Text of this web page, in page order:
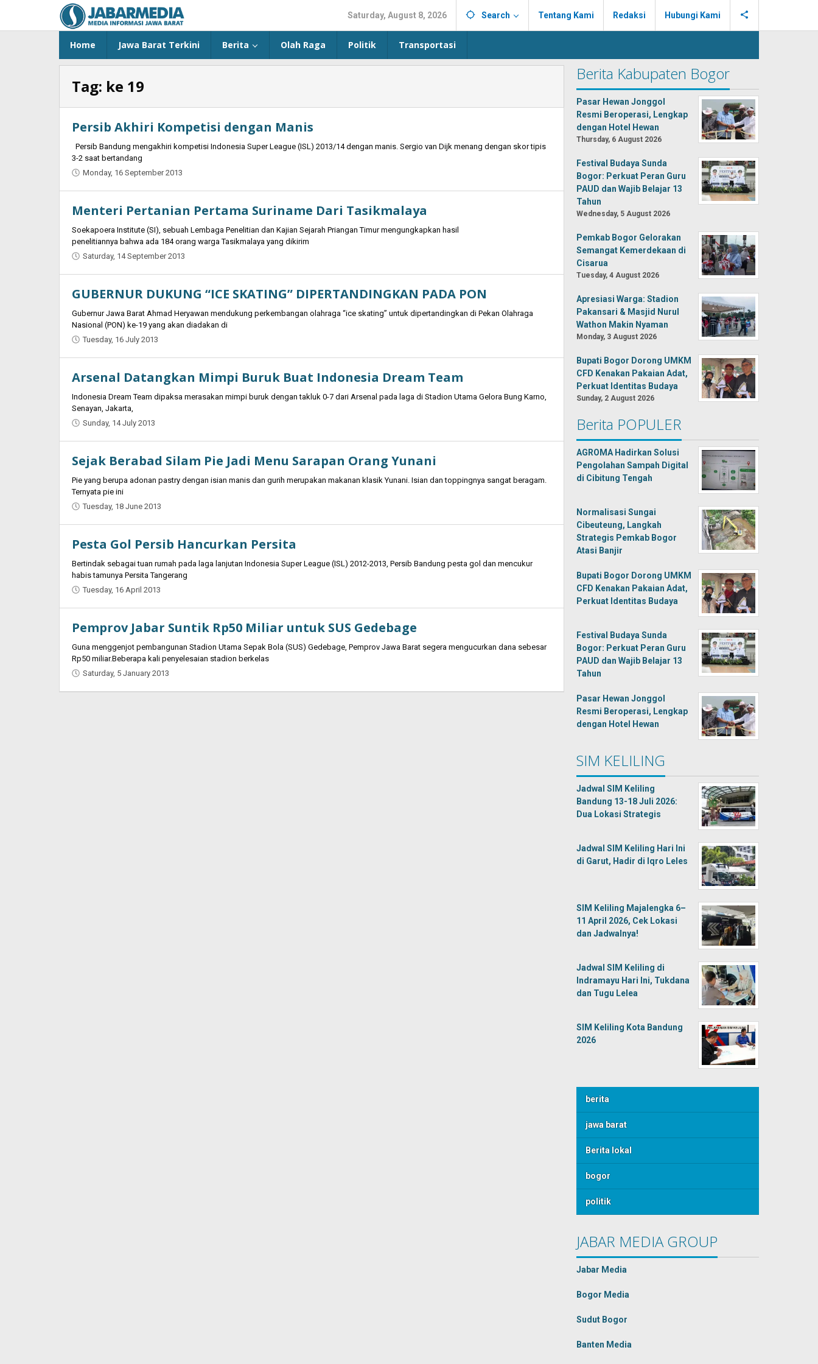
content
Saturday, August 8, 2026 Search Tentang Kami Redaksi Hubungi Kami
Home Jawa Barat Terkini Berita Olah Raga Politik Transportasi
Tag: ke 19
Persib Akhiri Kompetisi dengan Manis
Persib Bandung mengakhiri kompetisi Indonesia Super League (ISL) 2013/14 dengan manis. Sergio van Dijk menang dengan skor tipis
3-2 saat bertandang
Monday, 16 September 2013
Menteri Pertanian Pertama Suriname Dari Tasikmalaya
Soekapoera Institute (SI), sebuah Lembaga Penelitian dan Kajian Sejarah Priangan Timur mengungkapkan hasil
penelitiannya bahwa ada 184 orang warga Tasikmalaya yang dikirim
Saturday, 14 September 2013
GUBERNUR DUKUNG “ICE SKATING” DIPERTANDINGKAN PADA PON
Gubernur Jawa Barat Ahmad Heryawan mendukung perkembangan olahraga “ice skating” untuk dipertandingkan di Pekan Olahraga
Nasional (PON) ke-19 yang akan diadakan di
Tuesday, 16 July 2013
Arsenal Datangkan Mimpi Buruk Buat Indonesia Dream Team
Indonesia Dream Team dipaksa merasakan mimpi buruk dengan takluk 0-7 dari Arsenal pada laga di Stadion Utama Gelora Bung Karno,
Senayan, Jakarta,
Sunday, 14 July 2013
Sejak Berabad Silam Pie Jadi Menu Sarapan Orang Yunani
Pie yang berupa adonan pastry dengan isian manis dan gurih merupakan makanan klasik Yunani. Isian dan toppingnya sangat beragam.
Ternyata pie ini
Tuesday, 18 June 2013
Pesta Gol Persib Hancurkan Persita
Bertindak sebagai tuan rumah pada laga lanjutan Indonesia Super League (ISL) 2012-2013, Persib Bandung pesta gol dan mencukur
habis tamunya Persita Tangerang
Tuesday, 16 April 2013
Pemprov Jabar Suntik Rp50 Miliar untuk SUS Gedebage
Guna menggenjot pembangunan Stadion Utama Sepak Bola (SUS) Gedebage, Pemprov Jawa Barat segera mengucurkan dana sebesar
Rp50 miliar.Beberapa kali penyelesaian stadion berkelas
Saturday, 5 January 2013
Berita Kabupaten Bogor
Pasar Hewan Jonggol
Resmi Beroperasi, Lengkap
dengan Hotel Hewan
Thursday, 6 August 2026
Festival Budaya Sunda
Bogor: Perkuat Peran Guru
PAUD dan Wajib Belajar 13
Tahun
Wednesday, 5 August 2026
Pemkab Bogor Gelorakan
Semangat Kemerdekaan di
Cisarua
Tuesday, 4 August 2026
Apresiasi Warga: Stadion
Pakansari & Masjid Nurul
Wathon Makin Nyaman
Monday, 3 August 2026
Bupati Bogor Dorong UMKM
CFD Kenakan Pakaian Adat,
Perkuat Identitas Budaya
Sunday, 2 August 2026
Berita POPULER
AGROMA Hadirkan Solusi
Pengolahan Sampah Digital
di Cibitung Tengah
Normalisasi Sungai
Cibeuteung, Langkah
Strategis Pemkab Bogor
Atasi Banjir
Bupati Bogor Dorong UMKM
CFD Kenakan Pakaian Adat,
Perkuat Identitas Budaya
Festival Budaya Sunda
Bogor: Perkuat Peran Guru
PAUD dan Wajib Belajar 13
Tahun
Pasar Hewan Jonggol
Resmi Beroperasi, Lengkap
dengan Hotel Hewan
SIM KELILING
Jadwal SIM Keliling
Bandung 13-18 Juli 2026:
Dua Lokasi Strategis
Jadwal SIM Keliling Hari Ini
di Garut, Hadir di Iqro Leles
SIM Keliling Majalengka 6–
11 April 2026, Cek Lokasi
dan Jadwalnya!
Jadwal SIM Keliling di
Indramayu Hari Ini, Tukdana
dan Tugu Lelea
SIM Keliling Kota Bandung
2026
berita
jawa barat
Berita lokal
bogor
politik
JABAR MEDIA GROUP
Jabar Media
Bogor Media
Sudut Bogor
Banten Media